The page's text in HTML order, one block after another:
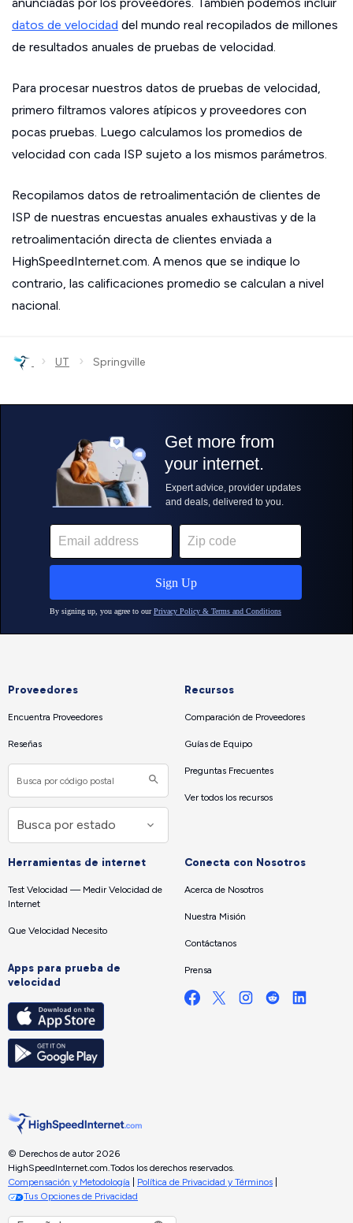
datos de velocidad del mundo real recopilados de millones
de resultados anuales de pruebas de velocidad.
Para procesar nuestros datos de pruebas de velocidad,
primero filtramos valores atípicos y proveedores con
pocas pruebas. Luego calculamos los promedios de
velocidad con cada ISP sujeto a los mismos parámetros.
Recopilamos datos de retroalimentación de clientes de
ISP de nuestras encuestas anuales exhaustivas y de la
retroalimentación directa de clientes enviada a
HighSpeedInternet.com. A menos que se indique lo
contrario, las calificaciones promedio se calculan a nivel
nacional.
› UT › Springville
Proveedores
Encuentra Proveedores
Reseñas
Recursos
Comparación de Proveedores
Guías de Equipo
Preguntas Frecuentes
Ver todos los recursos
Herramientas de internet
Test Velocidad — Medir Velocidad de
Internet
Que Velocidad Necesito
Apps para prueba de
velocidad
Conecta con Nosotros
Acerca de Nosotros
Nuestra Misión
Contáctanos
Prensa
© Derechos de autor 2026
HighSpeedInternet.com.Todos los derechos reservados.
Compensación y Metodología
Política de Privacidad y Términos
Tus Opciones de Privacidad